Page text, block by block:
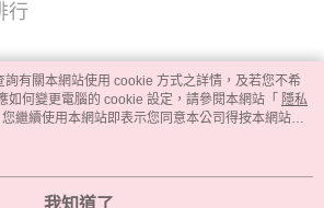
行
有關本網站使用 cookie 方式之詳情，及若您不希
如何變更電腦的 cookie 設定，請參閱本網站「 隱私
繼續使用本網站即表示您同意本公司得按本網站使
。
我知道了